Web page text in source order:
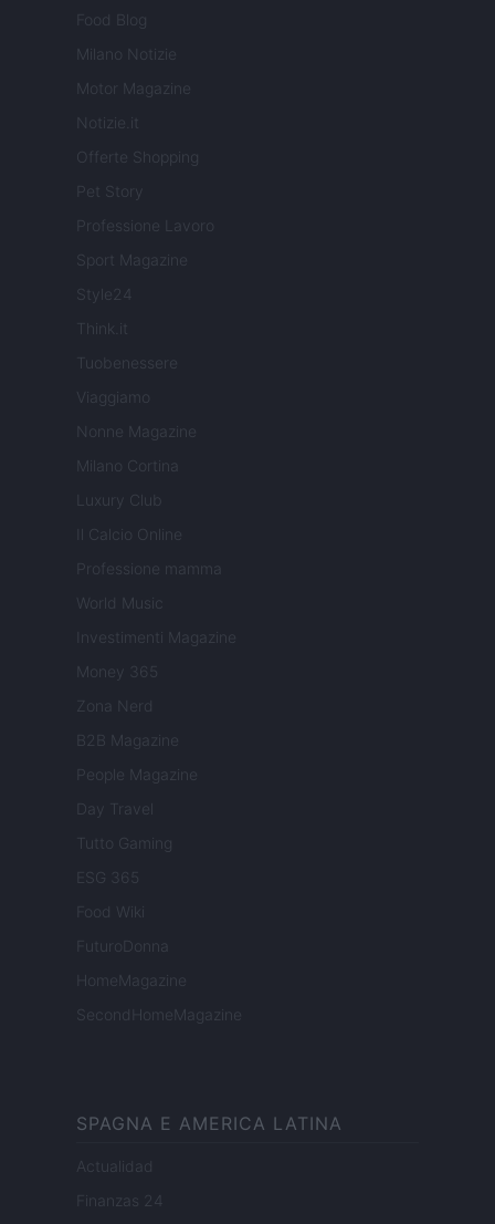
Food Blog
Milano Notizie
Motor Magazine
Notizie.it
Offerte Shopping
Pet Story
Professione Lavoro
Sport Magazine
Style24
Think.it
Tuobenessere
Viaggiamo
Nonne Magazine
Milano Cortina
Luxury Club
Il Calcio Online
Professione mamma
World Music
Investimenti Magazine
Money 365
Zona Nerd
B2B Magazine
People Magazine
Day Travel
Tutto Gaming
ESG 365
Food Wiki
FuturoDonna
HomeMagazine
SecondHomeMagazine
SPAGNA E AMERICA LATINA
Actualidad
Finanzas 24